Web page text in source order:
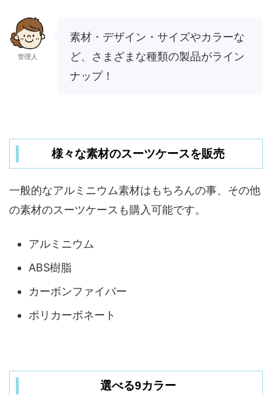
管理人
素材・デザイン・サイズやカラーな
ど、さまざまな種類の製品がライン
ナップ！
様々な素材のスーツケースを販売
一般的なアルミニウム素材はもちろんの事、その他
の素材のスーツケースも購入可能です。
アルミニウム
ABS樹脂
カーボンファイバー
ポリカーボネート
選べる9カラー